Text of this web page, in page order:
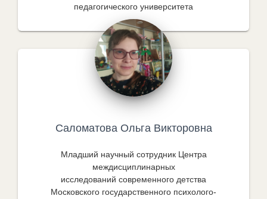
педагогического университета
Саломатова Ольга Викторовна
Младший научный сотрудник Центра
междисциплинарных
исследований современного детства
Московского государственного психолого-